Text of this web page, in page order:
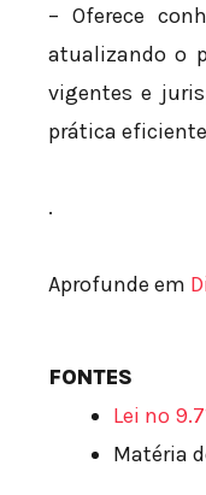
– Oferece
atualizando o
vigentes e
prática
.
Aprofunde em
FONTES
Lei nº
Matéria